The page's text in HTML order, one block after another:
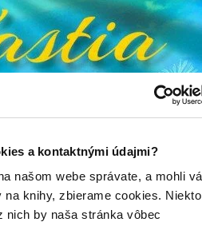
a kontaktnými údajmi?
našom webe správate, a mohli
knihy, zbierame cookies.
nich by naša stránka vôbec